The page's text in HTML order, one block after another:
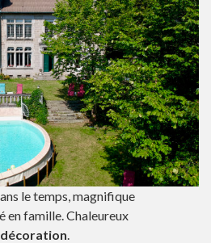
le temps, magnifique
en famille. Chaleureux